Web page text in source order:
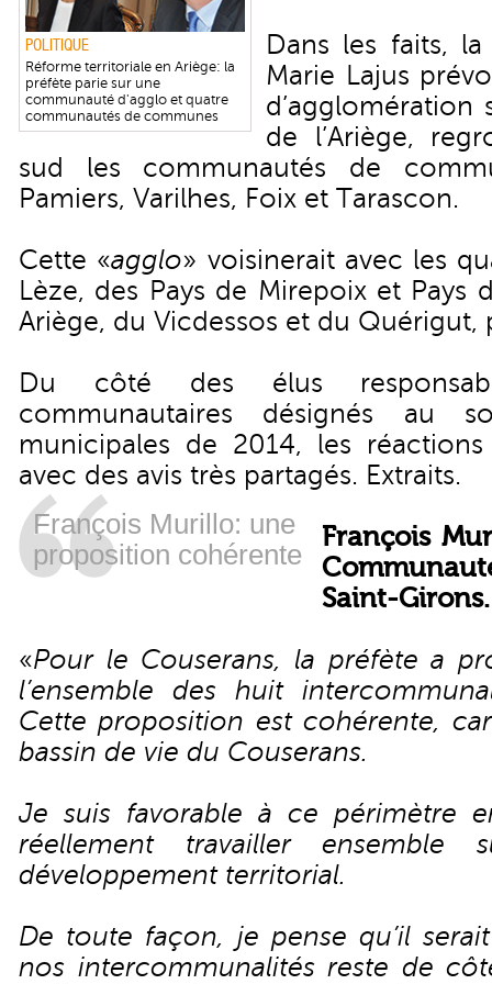
POLITIQUE
Réforme territoriale en Ariège: la
préfète parie sur une
communauté d'agglo et quatre
communautés de communes
Dans les faits,
Marie Lajus
d’agglomération
de l’Ariège,
sud les communautés de
Pamiers, Varilhes, Foix et Tarascon.
Cette «agglo» voisinerait avec les
Lèze, des Pays de Mirepoix et Pays
Ariège, du Vicdessos et du Quérigut,
Du côté des élus
communautaires désignés au
municipales de 2014, les
avec des avis très partagés. Extraits.
François Murillo: une
proposition cohérente
François
Saint-Girons.
«Pour le Couserans, la préfète a
l’ensemble des huit
Cette proposition est cohérente,
bassin de vie du Couserans.
Je suis favorable à ce périmètre
réellement travailler
développement territorial.
De toute façon, je pense qu’il
nos intercommunalités reste de